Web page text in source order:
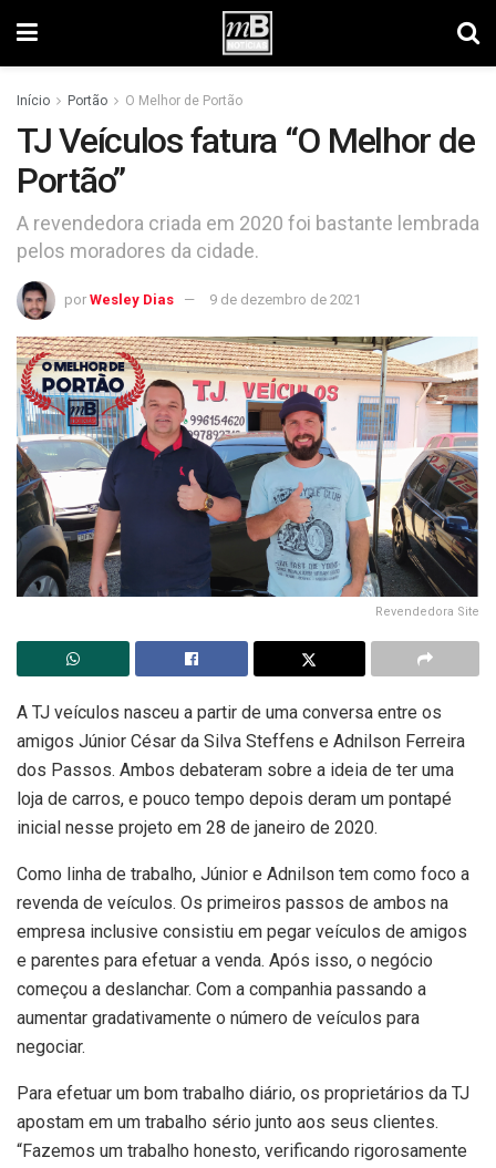
Início Portão O Melhor de Portão
TJ Veículos fatura “O Melhor de
Portão”
A revendedora criada em 2020 foi bastante lembrada
pelos moradores da cidade.
por Wesley Dias 9 de dezembro de 2021
Revendedora Site
A TJ veículos nasceu a partir de uma conversa entre os
amigos Júnior César da Silva Steffens e Adnilson Ferreira
dos Passos. Ambos debateram sobre a ideia de ter uma
loja de carros, e pouco tempo depois deram um pontapé
inicial nesse projeto em 28 de janeiro de 2020.
Como linha de trabalho, Júnior e Adnilson tem como foco a
revenda de veículos. Os primeiros passos de ambos na
empresa inclusive consistiu em pegar veículos de amigos
e parentes para efetuar a venda. Após isso, o negócio
começou a deslanchar. Com a companhia passando a
aumentar gradativamente o número de veículos para
negociar.
Para efetuar um bom trabalho diário, os proprietários da TJ
apostam em um trabalho sério junto aos seus clientes.
“Fazemos um trabalho honesto, verificando rigorosamente